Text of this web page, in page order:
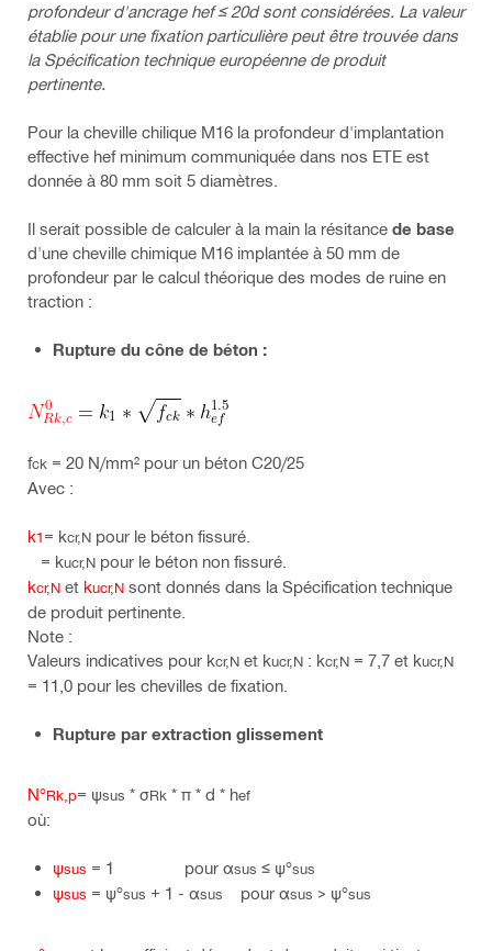
profondeur d'ancrage hef ≤ 20d sont considérées. La valeur
établie pour une fixation particulière peut être trouvée dans
la Spécification technique européenne de produit
pertinente.
Pour la cheville chilique M16 la profondeur d'implantation
effective hef minimum communiquée dans nos ETE est
donnée à 80 mm soit 5 diamètres.
Il serait possible de calculer à la main la résitance de base
d'une cheville chimique M16 implantée à 50 mm de
profondeur par le calcul théorique des modes de ruine en
traction :
Rupture du cône de béton :
fck = 20 N/mm² pour un béton C20/25
Avec :
k1 = kcr,N pour le béton fissuré.
= kucr,N pour le béton non fissuré.
kcr,N et kucr,N sont donnés dans la Spécification technique
de produit pertinente.
Note :
Valeurs indicatives pour kcr,N et kucr,N : kcr,N = 7,7 et kucr,N
= 11,0 pour les chevilles de fixation.
Rupture par extraction glissement
N°Rk,p= ψsus * σRk * π * d * hef
où:
ψsus = 1 pour αsus ≤ ψ°sus
ψsus = ψ°sus + 1 - αsus pour αsus > ψ°sus